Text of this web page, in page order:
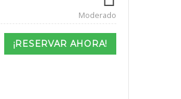
Moderado
range:
$2,849
¡RESERVAR AHORA!